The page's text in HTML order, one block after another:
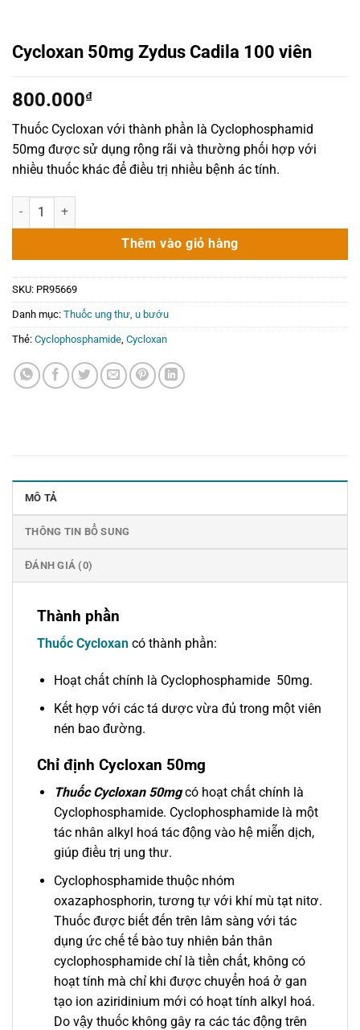
Cycloxan 50mg Zydus Cadila 100 viên
800.000₫
Thuốc Cycloxan với thành phần là Cyclophosphamid
50mg được sử dụng rộng rãi và thường phối hợp với
nhiều thuốc khác để điều trị nhiều bệnh ác tính.
Cycloxan 50mg Zydus Cadila 100 viên số lượng
Thêm vào giỏ hàng
SKU: PR95669
Danh mục: Thuốc ung thư, u bướu
Thẻ: Cyclophosphamide Cycloxan
MÔ TẢ
THÔNG TIN BỔ SUNG
ĐÁNH GIÁ (0)
Thành phần
Thuốc Cycloxan có thành phần:
Hoạt chất chính là Cyclophosphamide 50mg.
Kết hợp với các tá dược vừa đủ trong một viên
nén bao đường.
Chỉ định Cycloxan 50mg
Thuốc Cycloxan 50mgcó hoạt chất chính là
Cyclophosphamide. Cyclophosphamide là một
tác nhân alkyl hoá tác động vào hệ miễn dịch,
giúp điều trị ung thư.
Cyclophosphamide thuộc nhóm
oxazaphosphorin, tương tự với khí mù tạt nitơ.
Thuốc được biết đến trên lâm sàng với tác
dụng ức chế tế bào tuy nhiên bản thân
cyclophosphamide chỉ là tiền chất, không có
hoạt tính mà chỉ khi được chuyển hoá ở gan
tạo ion aziridinium mới có hoạt tính alkyl hoá.
Do vậy thuốc không gây ra các tác động trên